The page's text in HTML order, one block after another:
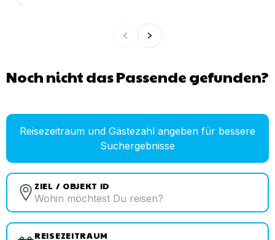
Noch nicht das Passende gefunden?
Reisezeitraum und Gästezahl angeben für bessere
Suchergebnisse
ZIEL / OBJEKT ID
REISEZEITRAUM